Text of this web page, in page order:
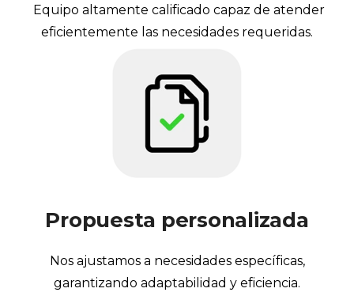
Equipo altamente calificado capaz de atender
eficientemente las necesidades requeridas.
Propuesta personalizada
Nos ajustamos a necesidades específicas,
garantizando adaptabilidad y eficiencia.